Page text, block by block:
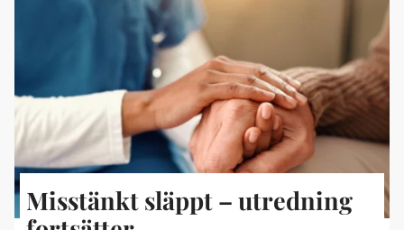
Misstänkt släppt – utredning